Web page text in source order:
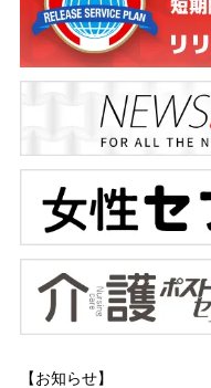
【お知らせ】